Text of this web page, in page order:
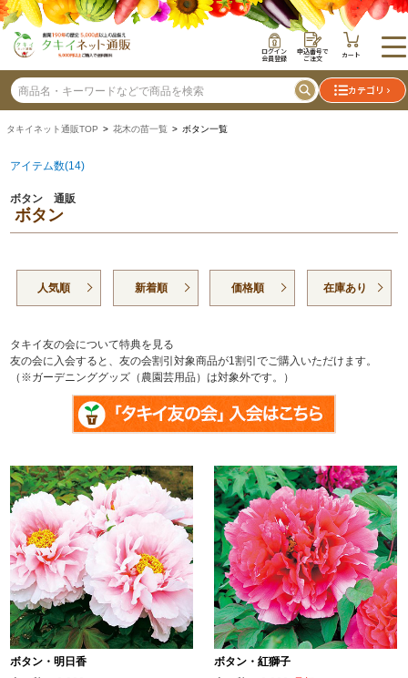
ログイン
会員登録
申込番号で
ご注文 カート
カテゴリ
タキイネット通販TOP > 花木の苗一覧 > ボタン一覧
アイテム数(14)
ボタン 通販
ボタン
人気順 新着順 価格順 在庫あり
タキイ友の会について特典を見る
友の会に入会すると、友の会割引対象商品が1割引でご購入いただけます。
（※ガーデニンググッズ（農園芸用品）は対象外です。）
ボタン・明日香
ボタン・紅獅子